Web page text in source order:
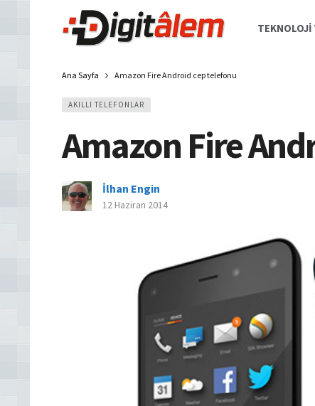
TEKNOLOJI
Ana Sayfa Amazon Fire Android cep telefonu
AKILLI TELEFONLAR
Amazon Fire
İlhan Engin
12 Haziran 2014